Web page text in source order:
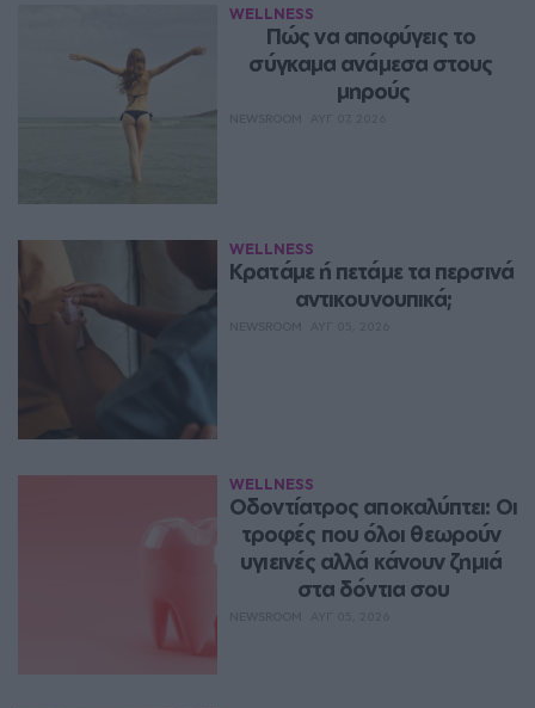
WELLNESS
Πώς να αποφύγεις το
σύγκαμα ανάμεσα στους
μηρούς
WELLNESS
Κρατάμε ή πετάμε τα περσινά
αντικουνουπικά;
WELLNESS
Οδοντίατρος αποκαλύπτει: Οι
τροφές που όλοι θεωρούν
υγιεινές αλλά κάνουν ζημιά
στα δόντια σου